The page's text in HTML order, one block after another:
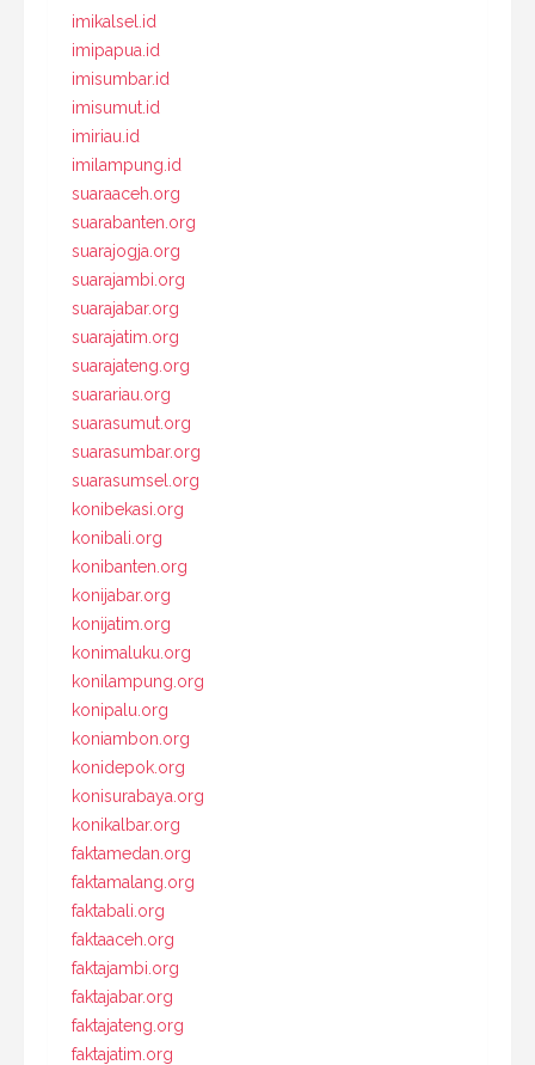
imikalsel.id
imipapua.id
imisumbar.id
imisumut.id
imiriau.id
imilampung.id
suaraaceh.org
suarabanten.org
suarajogja.org
suarajambi.org
suarajabar.org
suarajatim.org
suarajateng.org
suarariau.org
suarasumut.org
suarasumbar.org
suarasumsel.org
konibekasi.org
konibali.org
konibanten.org
konijabar.org
konijatim.org
konimaluku.org
konilampung.org
konipalu.org
koniambon.org
konidepok.org
konisurabaya.org
konikalbar.org
faktamedan.org
faktamalang.org
faktabali.org
faktaaceh.org
faktajambi.org
faktajabar.org
faktajateng.org
faktajatim.org